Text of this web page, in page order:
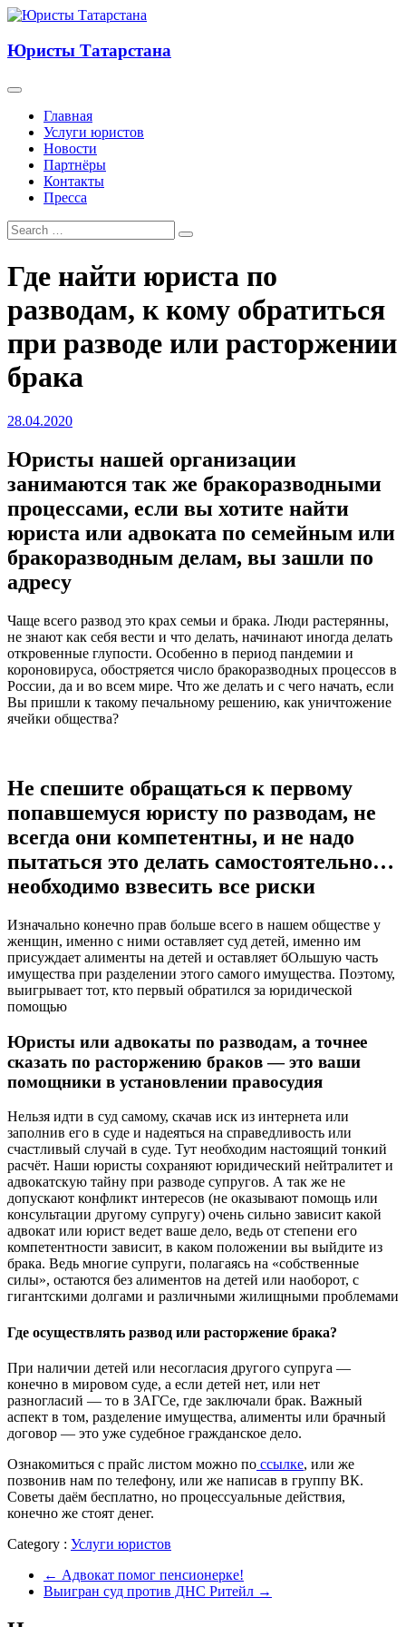
Юристы Татарстана
Главная
Услуги юристов
Новости
Партнёры
Контакты
Пресса
Где найти юриста по
разводам, к кому обратиться
при разводе или расторжении
брака
28.04.2020
Юристы нашей организации
занимаются так же бракоразводными
процессами, если вы хотите найти
юриста или адвоката по семейным или
бракоразводным делам, вы зашли по
адресу
Чаще всего развод это крах семьи и брака. Люди растерянны,
не знают как себя вести и что делать, начинают иногда делать
откровенные глупости. Особенно в период пандемии и
короновируса, обостряется число бракоразводных процессов в
России, да и во всем мире. Что же делать и с чего начать, если
Вы пришли к такому печальному решению, как уничтожение
ячейки общества?
Не спешите обращаться к первому
попавшемуся юристу по разводам, не
всегда они компетентны, и не надо
пытаться это делать самостоятельно…
необходимо взвесить все риски
Изначально конечно прав больше всего в нашем обществе у
женщин, именно с ними оставляет суд детей, именно им
присуждает алименты на детей и оставляет бОльшую часть
имущества при разделении этого самого имущества. Поэтому,
выигрывает тот, кто первый обратился за юридической
помощью
Юристы или адвокаты по разводам, а точнее
сказать по расторжению браков — это ваши
помощники в установлении правосудия
Нельзя идти в суд самому, скачав иск из интернета или
заполнив его в суде и надеяться на справедливость или
счастливый случай в суде. Тут необходим настоящий тонкий
расчёт. Наши юристы сохраняют юридический нейтралитет и
адвокатскую тайну при разводе супругов. А так же не
допускают конфликт интересов (не оказывают помощь или
консультации другому супругу) очень сильно зависит какой
адвокат или юрист ведет ваше дело, ведь от степени его
компетентности зависит, в каком положении вы выйдите из
брака. Ведь многие супруги, полагаясь на «собственные
силы», остаются без алиментов на детей или наоборот, с
гигантскими долгами и различными жилищными проблемами
Где осуществлять развод или расторжение брака?
При наличии детей или несогласия другого супруга —
конечно в мировом суде, а если детей нет, или нет
разногласий — то в ЗАГСе, где заключали брак. Важный
аспект в том, разделение имущества, алименты или брачный
договор — это уже судебное гражданское дело.
Ознакомиться с прайс листом можно по ссылке, или же
позвонив нам по телефону, или же написав в группу ВК.
Советы даём бесплатно, но процессуальные действия,
конечно же стоят денег.
Category : Услуги юристов
← Адвокат помог пенсионерке!
Выигран суд против ДНС Ритейл →